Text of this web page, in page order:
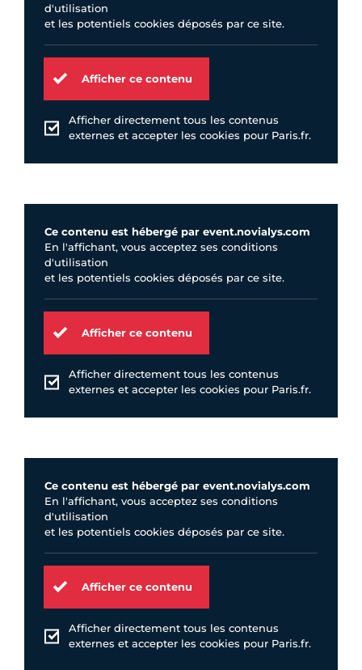
d'utilisation
et les potentiels cookies déposés par ce site.
Afficher ce contenu
Afficher directement tous les contenus
externes et accepter les cookies pour Paris.fr.
Ce contenu est hébergé par event.novialys.com
En l'affichant, vous acceptez ses conditions
d'utilisation
et les potentiels cookies déposés par ce site.
Afficher ce contenu
Afficher directement tous les contenus
externes et accepter les cookies pour Paris.fr.
Ce contenu est hébergé par event.novialys.com
En l'affichant, vous acceptez ses conditions
d'utilisation
et les potentiels cookies déposés par ce site.
Afficher ce contenu
Afficher directement tous les contenus
externes et accepter les cookies pour Paris.fr.